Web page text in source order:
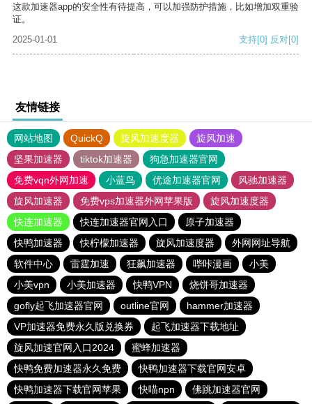
这款加速器app的安全性有待提高，可以加强防护措施，比如增加双重验
证。
2025-01-01
支持[0] 反对[0]
友情链接
网站地图 QuickQ 旋风加速度器
旋风加速
坚果加速器
tiktok加速器
狗急加速器官网
免费vqn外网加速
小蓝鸟 优途加速器官网
风驰加速器
旋风加速器
免费vps加速器外网苹果版
旋风加速度器
快连加速器
快连加速器官网入口
原子加速器
快鸭加速器
快柠檬加速器 旋风加速度器
外网网址导航
软件中心
雷霆加速 狂飙加速器 哔咔漫画
小美
小美vpn
小美加速器 快鸭VPN
烧饼哥加速器
gofly起飞加速器官网
outline官网
hammer加速器
VP加速器免费永久版兑换券
起飞加速器下载地址
旋风加速官网入口2024
蜜蜂加速器
快鸭免费加速器永久免费
快鸭加速器下载官网安卓
快鸭加速器下载官网苹果
快喵npn 佛跳加速器官网